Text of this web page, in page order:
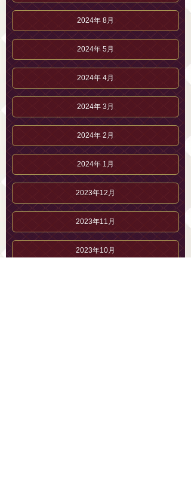
2024年 8月
2024年 5月
2024年 4月
2024年 3月
2024年 2月
2024年 1月
2023年12月
2023年11月
2023年10月